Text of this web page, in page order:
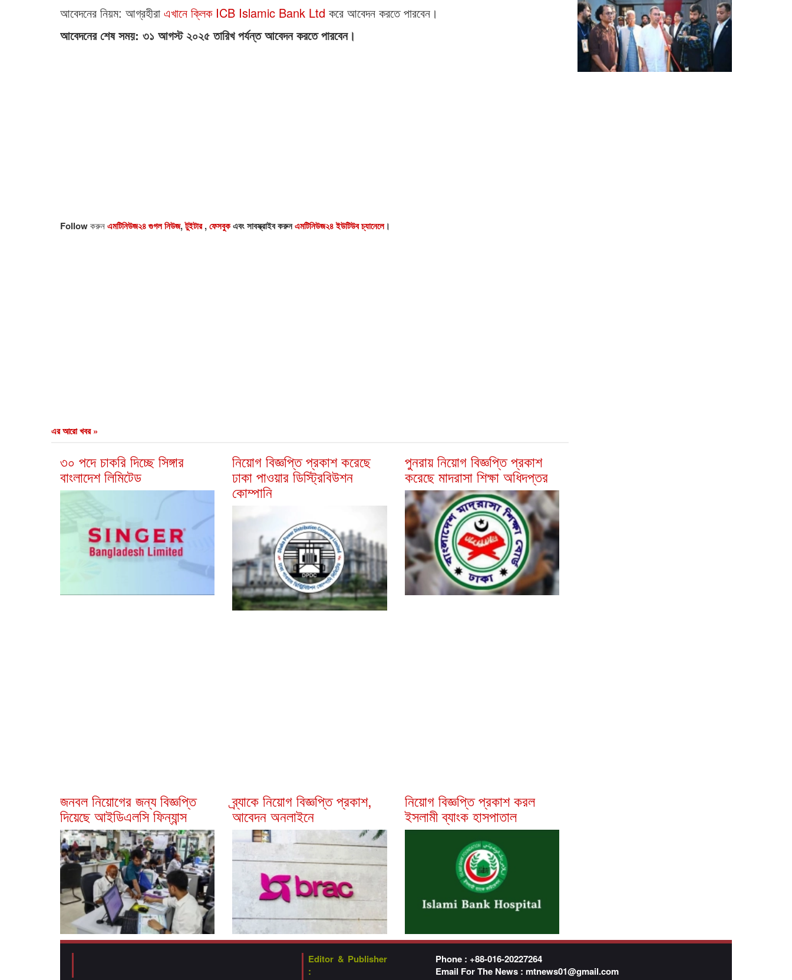
আবেদনের নিয়ম: আগ্রহীরা এখানে ক্লিক ICB Islamic Bank Ltd করে আবেদন করতে পারবেন।
আবেদনের শেষ সময়: ৩১ আগস্ট ২০২৫ তারিখ পর্যন্ত আবেদন করতে পারবেন।
Followকরুনএমটিনিউজ২৪ গুগল নিউজ,টুইটার,ফেসবুকএবং সাবস্ক্রাইব করুনএমটিনিউজ২৪ ইউটিউব চ্যানেলে।
এর আরো খবর »
৩০ পদে চাকরি দিচ্ছে সিঙ্গার
বাংলাদেশ লিমিটেড
নিয়োগ বিজ্ঞপ্তি প্রকাশ করেছে
ঢাকা পাওয়ার ডিস্ট্রিবিউশন
কোম্পানি
পুনরায় নিয়োগ বিজ্ঞপ্তি প্রকাশ
করেছে মাদরাসা শিক্ষা অধিদপ্তর
জনবল নিয়োগের জন্য বিজ্ঞপ্তি
দিয়েছে আইডিএলসি ফিন্যান্স
ব্র্যাকে নিয়োগ বিজ্ঞপ্তি প্রকাশ,
আবেদন অনলাইনে
নিয়োগ বিজ্ঞপ্তি প্রকাশ করল
ইসলামী ব্যাংক হাসপাতাল
Editor & Publisher
:
Phone : +88-016-20227264
Email For The News : mtnews01@gmail.com